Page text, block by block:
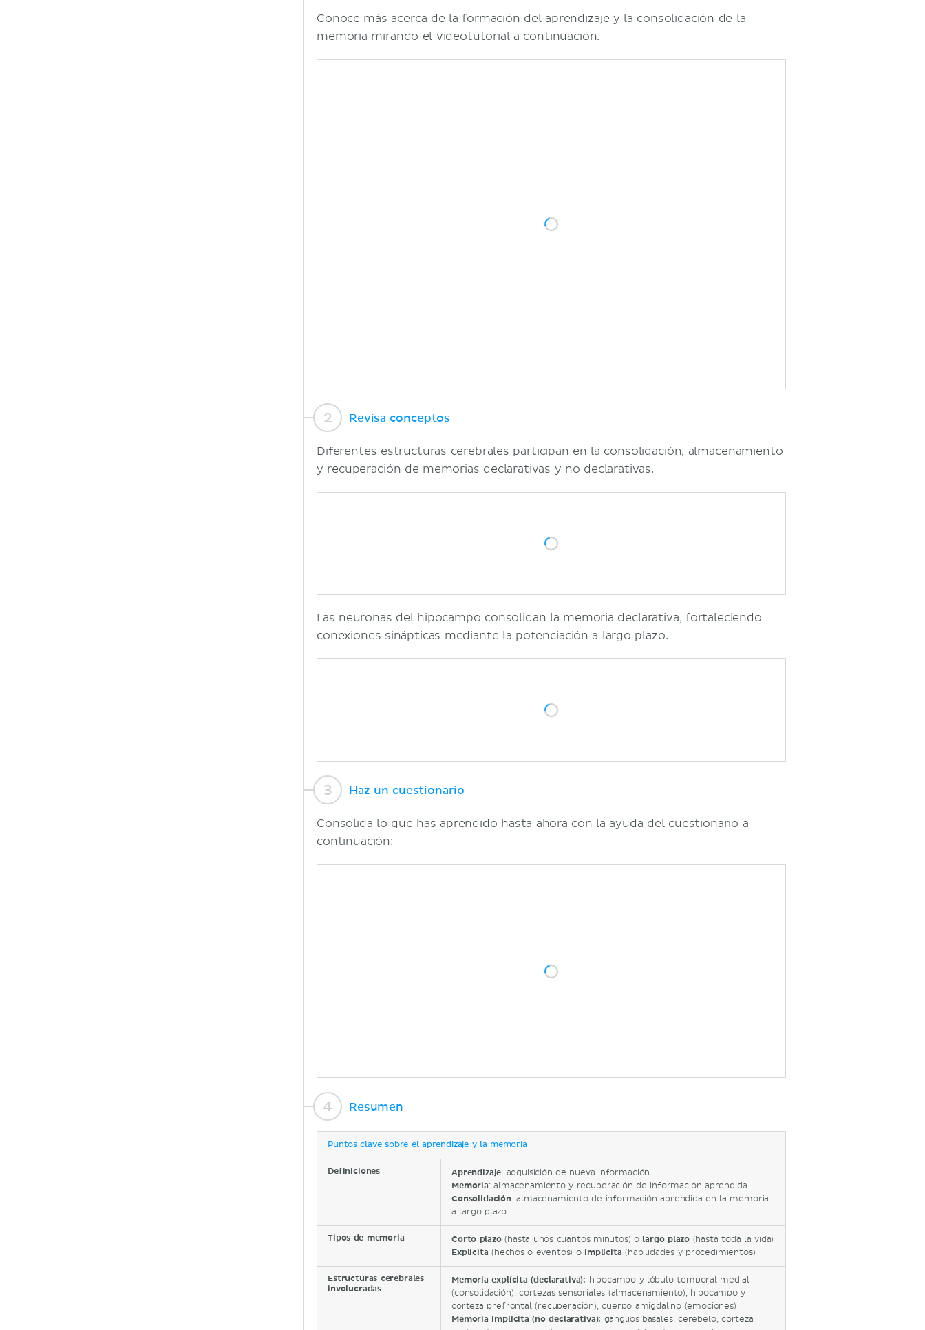
Conoce más acerca de la formación del aprendizaje y la consolidación de la
memoria mirando el videotutorial a continuación.
Revisa conceptos
Diferentes estructuras cerebrales participan en la consolidación, almacenamiento
y recuperación de memorias declarativas y no declarativas.
Las neuronas del hipocampo consolidan la memoria declarativa, fortaleciendo
conexiones sinápticas mediante la potenciación a largo plazo.
Haz un cuestionario
Consolida lo que has aprendido hasta ahora con la ayuda del cuestionario a
continuación:
Resumen
Puntos clave sobre el aprendizaje y la memoria
Definiciones Aprendizaje: adquisición de nueva información
Memoria: almacenamiento y recuperación de información aprendida
Consolidación: almacenamiento de información aprendida en la memoria
a largo plazo
Tipos de memoria Corto plazo(hasta unos cuantos minutos) o largo plazo (hasta toda la vida)
Explícita (hechos o eventos) o implícita (habilidades y procedimientos)
Estructuras cerebrales
involucradas
Memoria explícita (declarativa): hipocampo y lóbulo temporal medial
(consolidación), cortezas sensoriales (almacenamiento), hipocampo y
corteza prefrontal (recuperación), cuerpo amigdalino (emociones)
Memoria implícita (no declarativa): ganglios basales, cerebelo, corteza